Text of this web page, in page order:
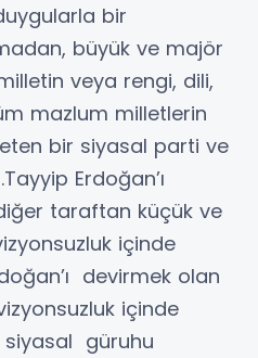
bir
büyük ve majör
veya rengi, dili,
mazlum milletlerin
bir siyasal parti ve
Erdoğan’ı
taraftan küçük ve
içinde
devirmek olan
içinde
siyasal güruhu